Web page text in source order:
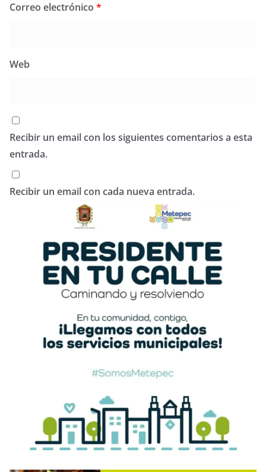
Correo electrónico *
Web
Recibir un email con los siguientes comentarios a esta
entrada.
Recibir un email con cada nueva entrada.